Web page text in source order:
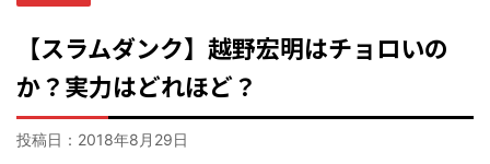
【スラムダンク】越野宏明はチョロいの
か？実力はどれほど？
投稿日： 2018年8月29日